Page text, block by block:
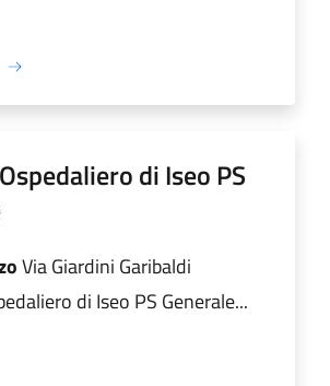
di Iseo PS
Via Giardini Garibaldi
di Iseo PS Generale...